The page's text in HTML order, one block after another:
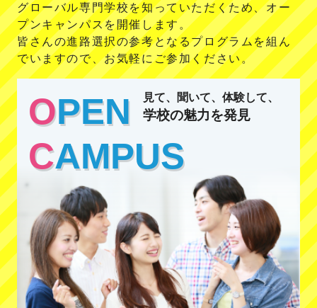
グローバル専門学校を知っていただくため、オー
プンキャンパスを開催します。
皆さんの進路選択の参考となるプログラムを組ん
でいますので、お気軽にご参加ください。
OPEN
CAMPUS
見て、聞いて、体験して、
学校の魅力を発見